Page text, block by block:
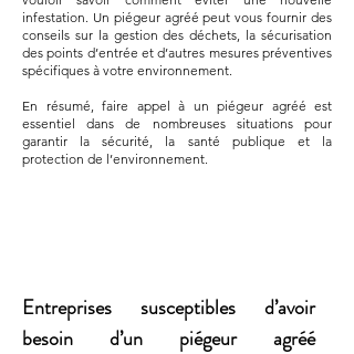
infestation. Un piégeur agréé peut vous fournir des
conseils sur la gestion des déchets, la sécurisation
des points d’entrée et d’autres mesures préventives
spécifiques à votre environnement.
En résumé, faire appel à un piégeur agréé est
essentiel dans de nombreuses situations pour
garantir la sécurité, la santé publique et la
protection de l’environnement.
Entreprises susceptibles d’avoir
besoin d’un piégeur agréé